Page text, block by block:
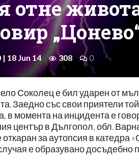
| 18 Jun 14 308 0
Соколец е бил ударен от
Заедно със свои приятели
в момента на инцидента е
център в Дългопол, обл.
откаран за аутопсия в
е образувано досъдебно